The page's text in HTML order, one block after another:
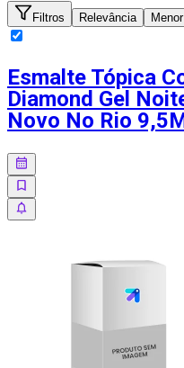
Filtros Relevância
Esmalte Tópica
Diamond Gel
Novo No Rio